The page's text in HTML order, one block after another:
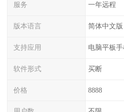
服务 一年远程
版本语言 简体中文版
支持应用 电脑平板
软件形式 买断
价格 8888